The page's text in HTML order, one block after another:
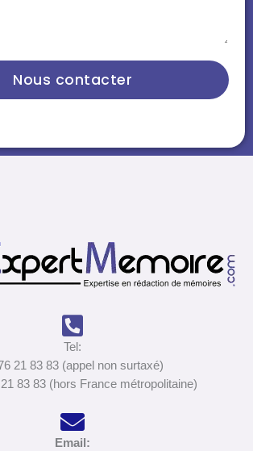
Nous contacter
Tel:
21 83 83 (appel non surtaxé)
83 83 (hors France métropolitaine)
Email: